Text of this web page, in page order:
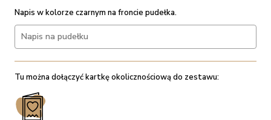
Napis w kolorze czarnym na froncie pudełka.
Tu można dołączyć kartkę okolicznościową do zestawu: